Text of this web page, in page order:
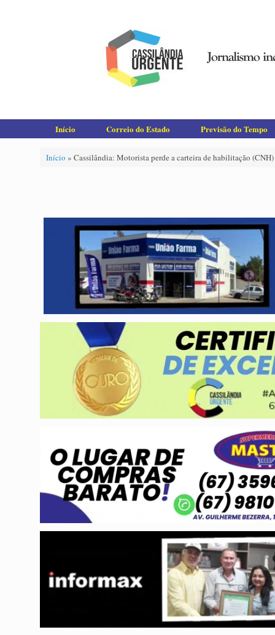
Início Correio do Estado Previsão do Tempo
Início » Cassilândia: Motorista perde a carteira de habilitação (CNH)